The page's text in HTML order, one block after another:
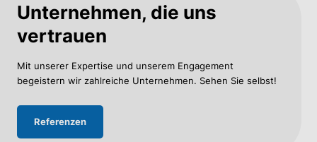
Unternehmen, die uns
vertrauen
Mit unserer Expertise und unserem Engagement
begeistern wir zahlreiche Unternehmen. Sehen Sie selbst!
Referenzen